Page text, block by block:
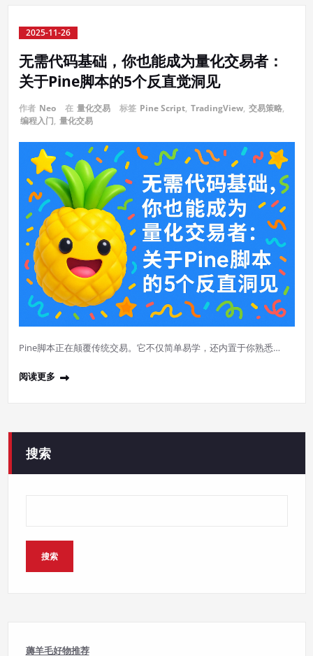
2025-11-26
无需代码基础，你也能成为量化交易者：
关于Pine脚本的5个反直觉洞见
作者 Neo 在 量化交易 标签 Pine Script, TradingView, 交易策略,
编程入门, 量化交易
Pine脚本正在颠覆传统交易。它不仅简单易学，还内置于你熟悉…
阅读更多
搜索
搜索
薅羊毛好物推荐